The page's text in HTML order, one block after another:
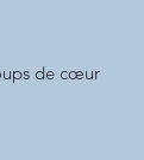
de cœur